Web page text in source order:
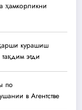
ҳамкорликни
курашиш
этди
по
в Агентстве